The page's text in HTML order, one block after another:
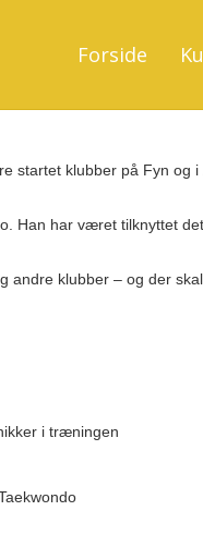
Forside
startet klubber på Fyn og i
Han har været tilknyttet
andre klubber – og der
i træningen